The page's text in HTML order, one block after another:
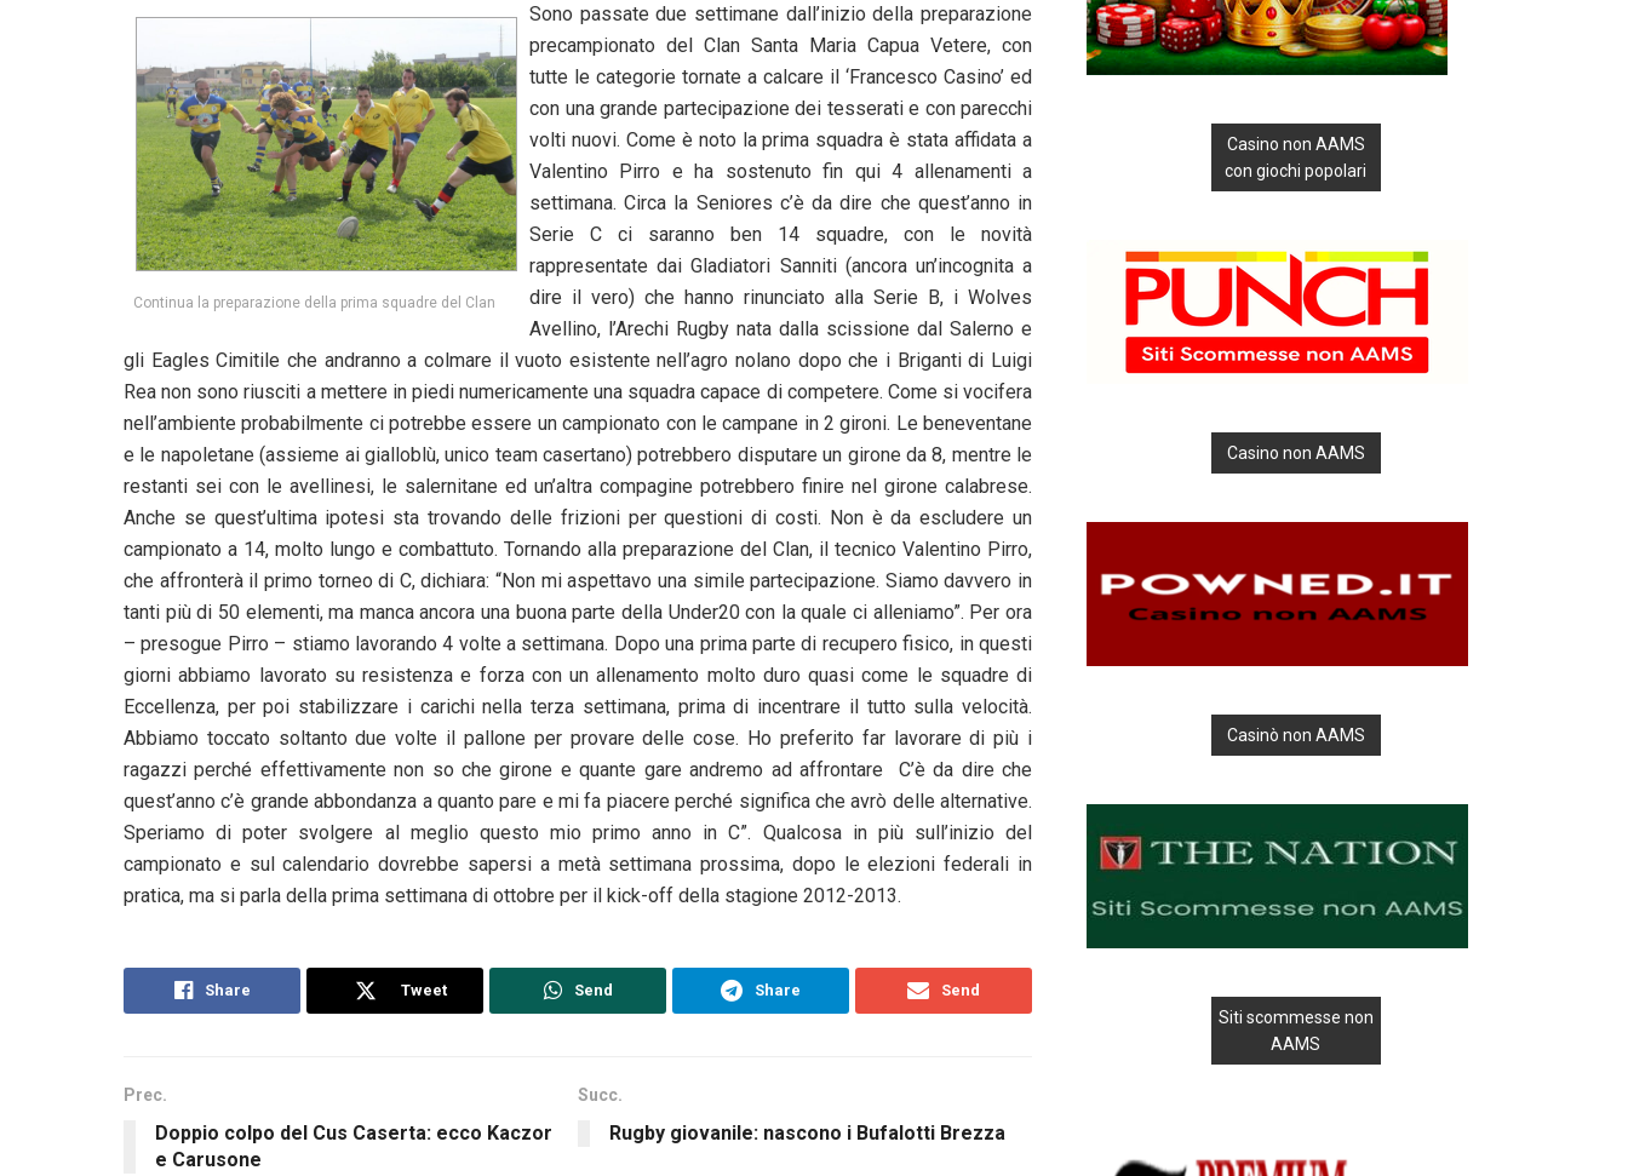
Continua la preparazione della prima squadre del Clan
Sono passate due settimane dall’inizio della preparazione
precampionato del Clan Santa Maria Capua Vetere, con
tutte le categorie tornate a calcare il ‘Francesco Casino’ ed
con una grande partecipazione dei tesserati e con parecchi
volti nuovi. Come è noto la prima squadra è stata affidata a
Valentino Pirro e ha sostenuto fin qui 4 allenamenti a
settimana. Circa la Seniores c’è da dire che quest’anno in
Serie C ci saranno ben 14 squadre, con le novità
rappresentate dai Gladiatori Sanniti (ancora un’incognita a
dire il vero) che hanno rinunciato alla Serie B, i Wolves
Avellino, l’Arechi Rugby nata dalla scissione dal Salerno e
gli Eagles Cimitile che andranno a colmare il vuoto esistente nell’agro nolano dopo che i Briganti di Luigi
Rea non sono riusciti a mettere in piedi numericamente una squadra capace di competere. Come si vocifera
nell’ambiente probabilmente ci potrebbe essere un campionato con le campane in 2 gironi. Le beneventane
e le napoletane (assieme ai gialloblù, unico team casertano) potrebbero disputare un girone da 8, mentre le
restanti sei con le avellinesi, le salernitane ed un’altra compagine potrebbero finire nel girone calabrese.
Anche se quest’ultima ipotesi sta trovando delle frizioni per questioni di costi. Non è da escludere un
campionato a 14, molto lungo e combattuto. Tornando alla preparazione del Clan, il tecnico Valentino Pirro,
che affronterà il primo torneo di C, dichiara: “Non mi aspettavo una simile partecipazione. Siamo davvero in
tanti più di 50 elementi, ma manca ancora una buona parte della Under20 con la quale ci alleniamo”. Per ora
– presogue Pirro – stiamo lavorando 4 volte a settimana. Dopo una prima parte di recupero fisico, in questi
giorni abbiamo lavorato su resistenza e forza con un allenamento molto duro quasi come le squadre di
Eccellenza, per poi stabilizzare i carichi nella terza settimana, prima di incentrare il tutto sulla velocità.
Abbiamo toccato soltanto due volte il pallone per provare delle cose. Ho preferito far lavorare di più i
ragazzi perché effettivamente non so che girone e quante gare andremo ad affrontare C’è da dire che
quest’anno c’è grande abbondanza a quanto pare e mi fa piacere perché significa che avrò delle alternative.
Speriamo di poter svolgere al meglio questo mio primo anno in C”. Qualcosa in più sull’inizio del
campionato e sul calendario dovrebbe sapersi a metà settimana prossima, dopo le elezioni federali in
pratica, ma si parla della prima settimana di ottobre per il kick-off della stagione 2012-2013.
Share Tweet Send Share Send
Prec.
Doppio colpo del Cus Caserta: ecco Kaczor
e Carusone
Succ.
Rugby giovanile: nascono i Bufalotti Brezza
Casino non AAMS
con giochi popolari
Casino non AAMS
Casinò non AAMS
Siti scommesse non
AAMS